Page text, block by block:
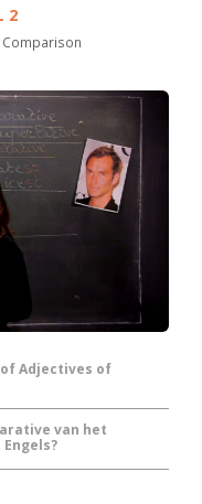
2
Comparison
Adjectives of
van het